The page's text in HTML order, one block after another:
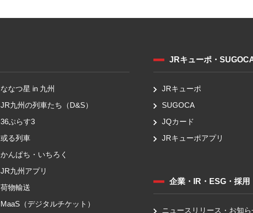
ななつ星 in 九州
JR九州の列車たち（D&S）
36ぷらす3
或る列車
かんぱち・いちろく
JR九州アプリ
荷物輸送
MaaS（デジタルチケット）
JRキューポ・
JRキューポ
SUGOCA
JQカード
JRキューポアプリ
企業・IR・ESG・採用
ニュースリリース・お知ら